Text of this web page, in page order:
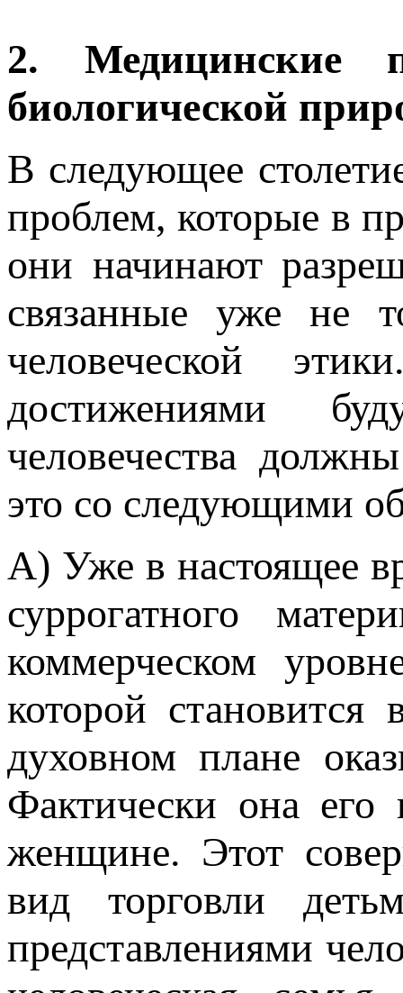
2. Медицинские
биологической
В следующее
проблем, которые в
они начинают
связанные уже не
человеческой
достижениями
человечества
это со следующими
А) Уже в настоящее
суррогатного
коммерческом
которой
духовном плане
Фактически она его
женщине. Этот
вид торговли
представлениями